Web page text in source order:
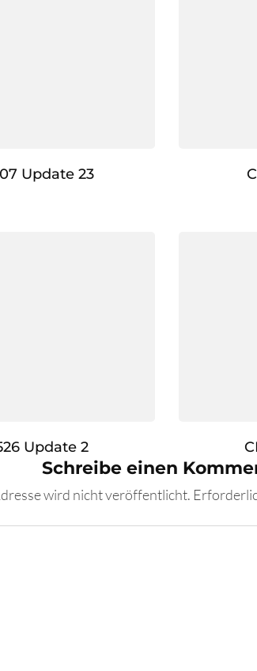
Update 23
Update 2
Schreibe einen
wird nicht veröffentlicht.